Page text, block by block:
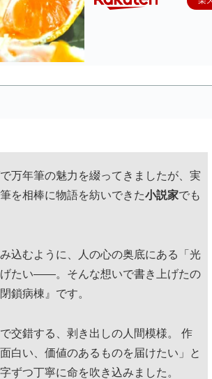
万年筆の魅力を綴ってきましたが、実
を相棒に物語を紡いできた小説家でも
込むように、人の心の奥底にある「光
げたい——。そんな想いで書き上げたの
鎖病棟』です。
交錯する、剥き出しの人間模様。 作
白い、価値のあるものを届けたい」と
ずつ丁寧に命を吹き込みました。